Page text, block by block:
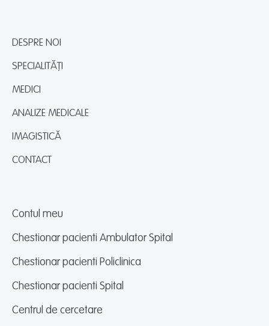
DESPRE NOI
SPECIALITĂȚI
MEDICI
ANALIZE MEDICALE
IMAGISTICĂ
CONTACT
Contul meu
Chestionar pacienti Ambulator Spital
Chestionar pacienti Policlinica
Chestionar pacienti Spital
Centrul de cercetare